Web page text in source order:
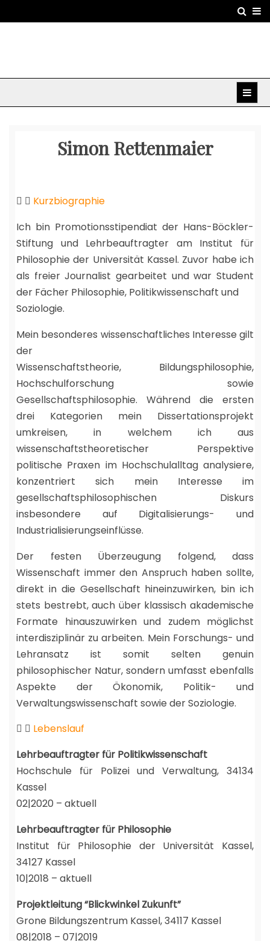
to
Simon Rettenmaier
Kurzbiographie
Ich bin Promotionsstipendiat der Hans-Böckler-
Stiftung und Lehrbeauftragter am Institut für
Philosophie der Universität Kassel. Zuvor habe ich
als freier Journalist gearbeitet und war Student
der Fächer Philosophie, Politikwissenschaft und
Soziologie.
Mein besonderes wissenschaftliches Interesse gilt
der
Wissenschaftstheorie, Bildungsphilosophie,
Hochschulforschung sowie
Gesellschaftsphilosophie. Während die ersten
drei Kategorien mein Dissertationsprojekt
umkreisen, in welchem ich aus
wissenschaftstheoretischer Perspektive
politische Praxen im Hochschulalltag analysiere,
konzentriert sich mein Interesse im
gesellschaftsphilosophischen Diskurs
insbesondere auf Digitalisierungs- und
Industrialisierungseinflüsse.
Der festen Überzeugung folgend, dass
Wissenschaft immer den Anspruch haben sollte,
direkt in die Gesellschaft hineinzuwirken, bin ich
stets bestrebt, auch über klassisch akademische
Formate hinauszuwirken und zudem möglichst
interdisziplinär zu arbeiten. Mein Forschungs- und
Lehransatz ist somit selten genuin
philosophischer Natur, sondern umfasst ebenfalls
Aspekte der Ökonomik, Politik- und
Verwaltungswissenschaft sowie der Soziologie.
Lebenslauf
Lehrbeauftragter für Politikwissenschaft
Hochschule für Polizei und Verwaltung, 34134
Kassel
02|2020 – aktuell
Lehrbeauftragter für Philosophie
Institut für Philosophie der Universität Kassel,
34127 Kassel
10|2018 – aktuell
Projektleitung “Blickwinkel Zukunft”
Grone Bildungszentrum Kassel, 34117 Kassel
08|2018 – 07|2019